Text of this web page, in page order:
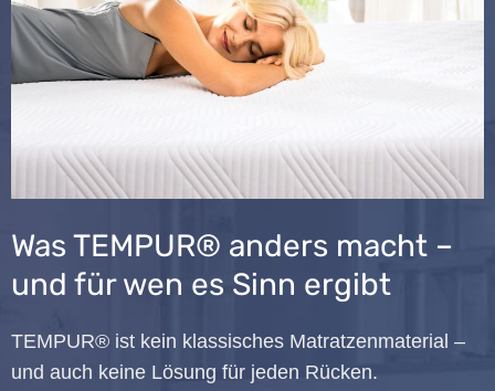
Was TEMPUR® anders macht –
und für wen es Sinn ergibt
TEMPUR® ist kein klassisches Matratzenmaterial –
und auch keine Lösung für jeden Rücken.